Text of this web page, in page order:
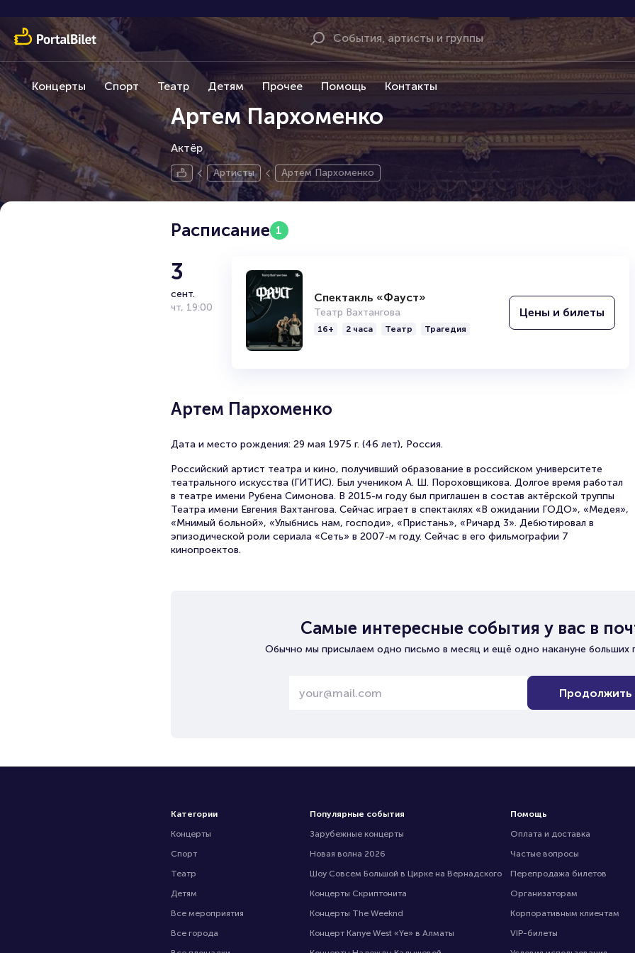
Концерты Спорт Театр Детям Прочее Помощь Контакты
Артем Пархоменко
Актёр
Артисты Артем Пархоменко
Расписание 1
3
сент.
чт, 19:00
Спектакль «‎Фауст»
Театр Вахтангова
16+ 2 часа Театр Трагедия
Цены и билеты
Артем Пархоменко
Дата и место рождения: 29 мая 1975 г. (46 лет), Россия.
Российский артист театра и кино, получивший образование в российском университете
театрального искусства (ГИТИС). Был учеником А. Ш. Пороховщикова. Долгое время работал
в театре имени Рубена Симонова. В 2015-м году был приглашен в состав актёрской труппы
Театра имени Евгения Вахтангова. Сейчас играет в спектаклях «В ожидании ГОДО», «Медея»,
«Мнимый больной», «Улыбнись нам, господи», «Пристань», «Ричард 3». Дебютировал в
эпизодической роли сериала «Сеть» в 2007-м году. Сейчас в его фильмографии 7
кинопроектов.
Самые интересные события у вас в
Обычно мы присылаем одно письмо в месяц и ещё одно накануне больших
Продолжить
Категории
Концерты
Спорт
Театр
Детям
Все мероприятия
Все города
Популярные события
Зарубежные концерты
Новая волна 2026
Шоу Совсем Большой в Цирке на Вернадского
Концерты Скриптонита
Концерты The Weeknd
Концерт Kanye West «Ye» в Алматы
Помощь
Оплата и доставка
Частые вопросы
Перепродажа билетов
Организаторам
Корпоративным клиентам
VIP-билеты